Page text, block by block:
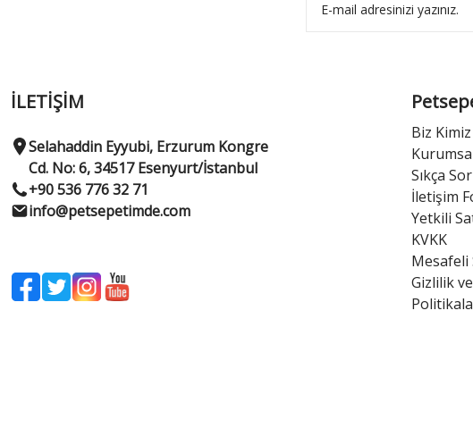
İLETİŞİM
Selahaddin Eyyubi, Erzurum Kongre
Cd. No: 6, 34517 Esenyurt/İstanbul
+90 536 776 32 71
info@petsepetimde.com
Biz Kimiz
Sıkça
İletişim
Yetkili
KVKK
Mesafeli
Gizlilik